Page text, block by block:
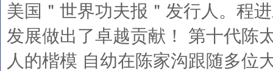
美国＂世界功夫报＂发行人。程
发展做出了卓越贡献！ 第十代陈
人的楷模 自幼在陈家沟跟随多位